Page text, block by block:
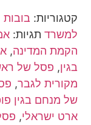
קטגוריות:
למשרד תגיות:
הקמת המדינה,
בגין, פסל של
מקורית לגבר,
של מנחם בגין
ארט ישראלי,